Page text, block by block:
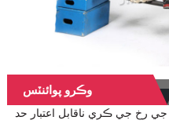
وڪرو پوائنٽس
جي رخ جي ڪري ناقابل اعتبار حد